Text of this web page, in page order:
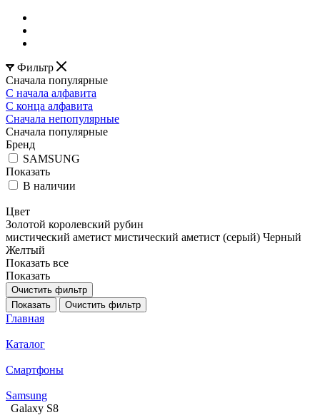
Фильтр
Сначала популярные
С начала алфавита
С конца алфавита
Сначала непопулярные
Сначала популярные
Бренд
SAMSUNG
Показать
В наличии
Цвет
Золотой королевский рубин
мистический аметист мистический аметист (серый) Черный
Желтый
Показать все
Показать
Очистить фильтр
Показать
Очистить фильтр
Главная
Каталог
Смартфоны
Samsung
Galaxy S8